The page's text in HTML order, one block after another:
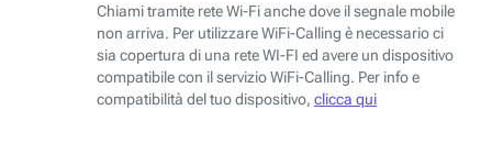
Chiami tramite rete Wi-Fi anche dove il segnale mobile
non arriva. Per utilizzare WiFi-Calling è necessario ci
sia copertura di una rete WI-FI ed avere un dispositivo
compatibile con il servizio WiFi-Calling. Per info e
compatibilità del tuo dispositivo, clicca qui